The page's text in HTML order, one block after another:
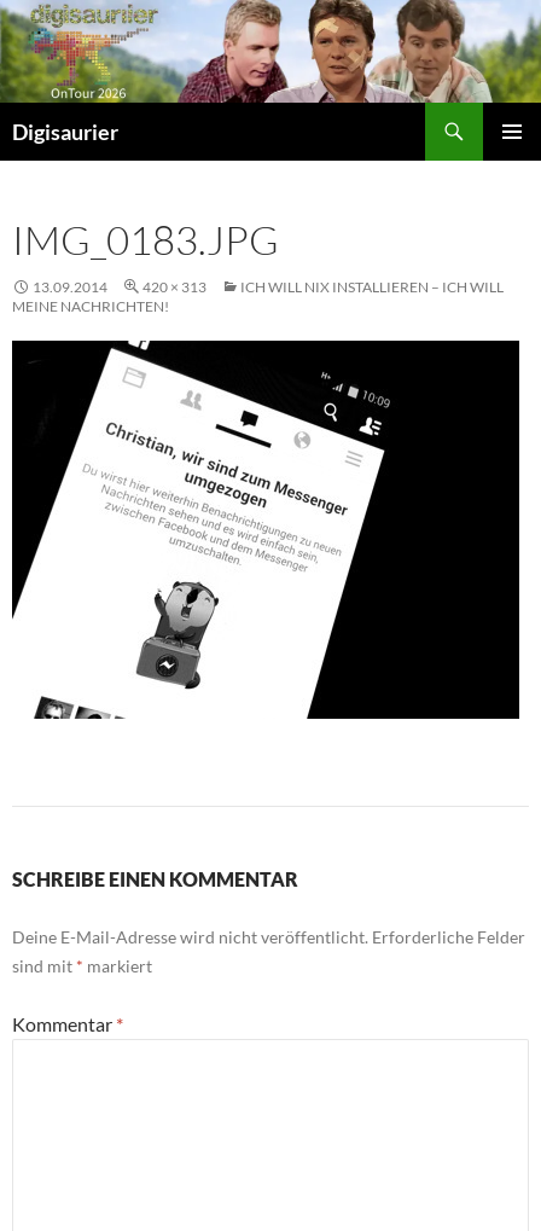
Zum
Inhalt
springen
Digisaurier
IMG_0183.JPG
13.09.2014 420 × 313
ICH WILL NIX INSTALLIEREN – ICH WILL
MEINE NACHRICHTEN!
SCHREIBE EINEN KOMMENTAR
Deine E-Mail-Adresse wird nicht veröffentlicht. Erforderliche Felder
sind mit * markiert
Kommentar *